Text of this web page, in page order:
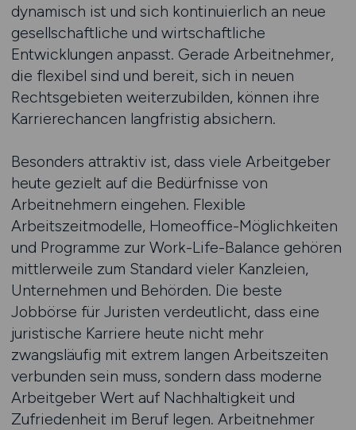
dynamisch ist und sich kontinuierlich an neue
gesellschaftliche und wirtschaftliche
Entwicklungen anpasst. Gerade Arbeitnehmer,
die flexibel sind und bereit, sich in neuen
Rechtsgebieten weiterzubilden, können ihre
Karrierechancen langfristig absichern.
Besonders attraktiv ist, dass viele Arbeitgeber
heute gezielt auf die Bedürfnisse von
Arbeitnehmern eingehen. Flexible
Arbeitszeitmodelle, Homeoffice-Möglichkeiten
und Programme zur Work-Life-Balance gehören
mittlerweile zum Standard vieler Kanzleien,
Unternehmen und Behörden. Die beste
Jobbörse für Juristen verdeutlicht, dass eine
juristische Karriere heute nicht mehr
zwangsläufig mit extrem langen Arbeitszeiten
verbunden sein muss, sondern dass moderne
Arbeitgeber Wert auf Nachhaltigkeit und
Zufriedenheit im Beruf legen. Arbeitnehmer